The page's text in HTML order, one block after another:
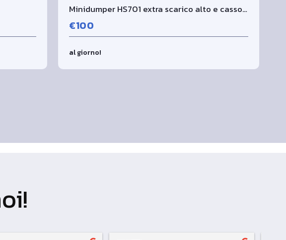
Minidumper HS701 extra scarico alto e cassone autocaricante
€100
al giorno!